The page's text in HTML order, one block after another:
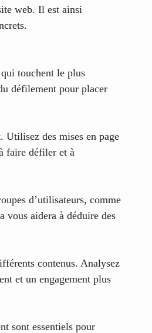
web. Il est ainsi
touchent le plus
défilement pour placer
Utilisez des mises en page
faire défiler et à
d’utilisateurs, comme
vous aidera à déduire des
contenus. Analysez
et un engagement plus
sont essentiels pour